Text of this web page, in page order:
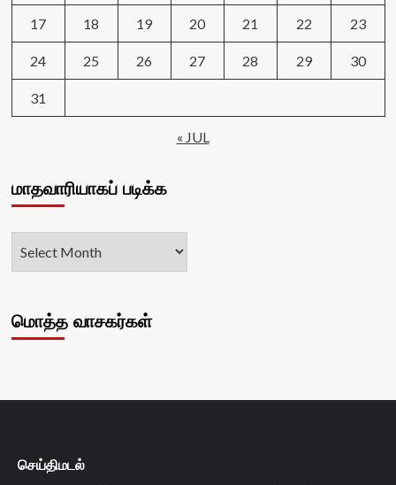
17 18 19 20 21 22 23
24 25 26 27 28 29 30
31
« JUL
மாதவாரியாகப் படிக்க
மொத்த வாசகர்கள்
செய்திமடல்